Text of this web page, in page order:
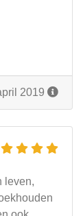
2019
leven,